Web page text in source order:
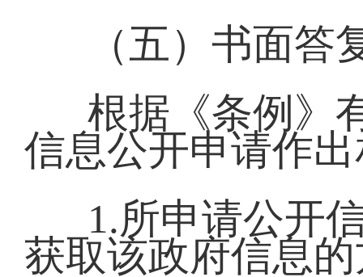
（五）书面答
根据《条例》
信息公开申请作
1.所申请公开
获取该政府信息